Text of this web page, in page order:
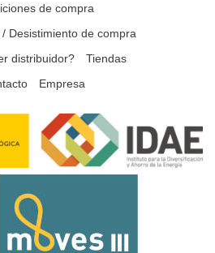
de compra
Desistimiento de compra
distribuidor?
Tiendas
Empresa